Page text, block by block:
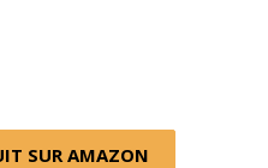
SUR AMAZON